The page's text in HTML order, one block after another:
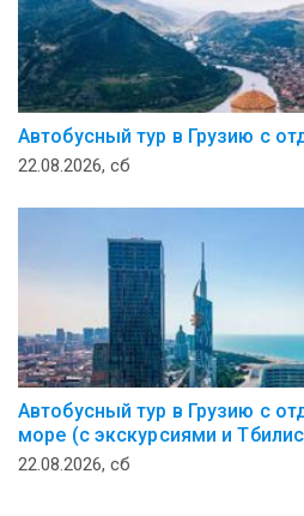
Автобусный тур в Грузию с
22.08.2026, сб
Автобусный тур в Грузию с
море (с экскурсиями и
22.08.2026, сб